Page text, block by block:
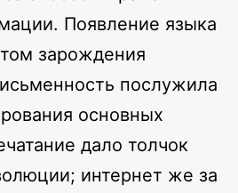
Появление языка
зарождения
послужила
основных
дало толчок
интернет же за